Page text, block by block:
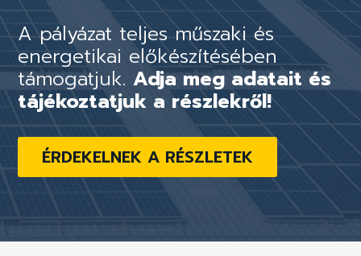
A pályázat teljes műszaki és
energetikai előkészítésében
támogatjuk.Adja meg adatait és
tájékoztatjuk a részlekről!
ÉRDEKELNEK A RÉSZLETEK